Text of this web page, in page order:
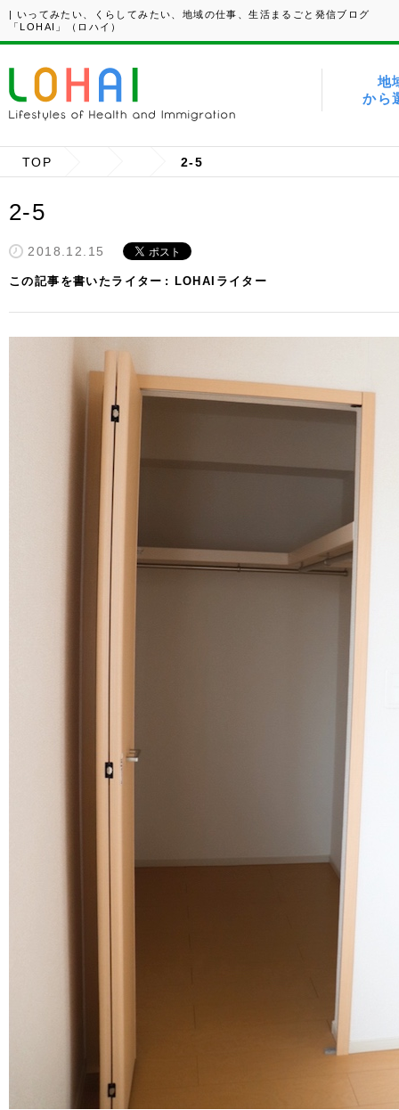
| いってみたい、くらしてみたい、地域の仕事、生活まるごと発信ブログ
「LOHAI」（ロハイ）
地
から
TOP 2-5
2-5
2018.12.15
この記事を書いたライター LOHAIライター